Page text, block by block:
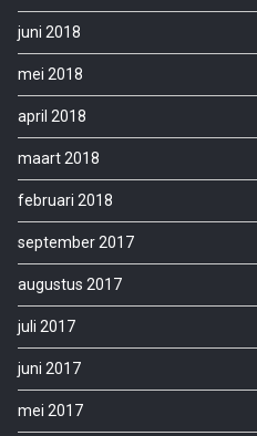
juni 2018
mei 2018
april 2018
maart 2018
februari 2018
september 2017
augustus 2017
juli 2017
juni 2017
mei 2017